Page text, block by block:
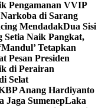
Pengamanan VVIP
di Sarang
MendadakDua Sisi
Setia Naik Pangkat,
Tetapkan
Pesan Presiden
di Perairan
Selat
Anang Hardiyanto
Jaga SumenepLaka